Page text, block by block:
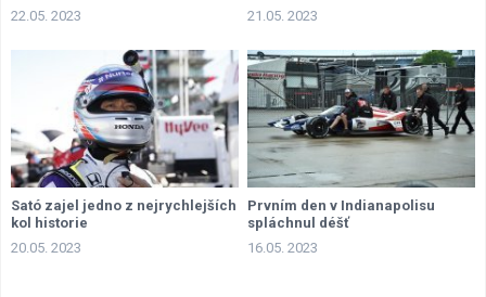
22.05. 2023
21.05. 2023
Sató zajel jedno z nejrychlejších
kol historie
20.05. 2023
Prvním den v Indianapolisu
spláchnul déšť
16.05. 2023